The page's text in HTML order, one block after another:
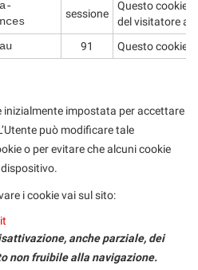
sessione
Questo cookie
del visitatore
91 Questo cookie
inizialmente impostata per accettare
può modificare tale
o per evitare che alcuni cookie
i cookie vai sul sito:
anche parziale, dei
non fruibile alla navigazione.